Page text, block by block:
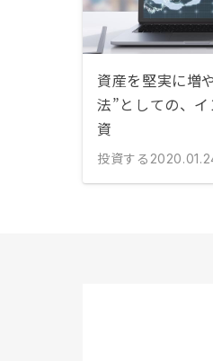
資産を堅実に増
法”としての、
資
投資する